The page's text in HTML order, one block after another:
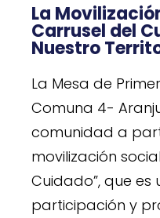
La
Carrusel del
Nuestro
La Mesa de
Comuna 4-
comunidad a
movilización
Cuidado”, que es
participación y